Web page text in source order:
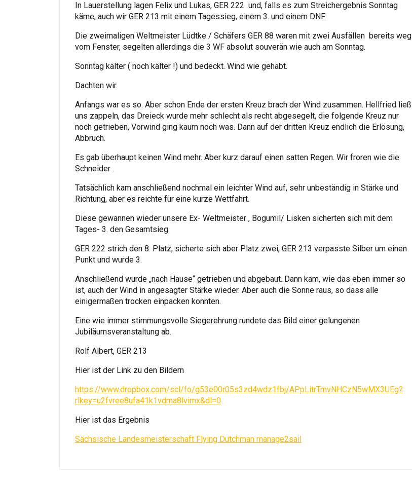
In Lauerstellung lagen Felix und Lukas, GER 222 und, falls es zum Streichergebnis Sonntag
käme, auch wir GER 213 mit einem Tagessieg, einem 3. und einem DNF.
Die zweimaligen Weltmeister Lüdtke / Schäfers GER 88 waren mit zwei Ausfällen bereits weg
vom Fenster, segelten allerdings die 3 WF absolut souverän wie auch am Sonntag.
Sonntag kälter ( noch kälter !) und bedeckt. Wind wie gehabt.
Dachten wir.
Anfangs war es so. Aber schon Ende der ersten Kreuz brach der Wind zusammen. Hellfried ließ
uns zappeln, das Dreieck wurde mehr schlecht als recht abgesegelt, die folgende Kreuz nur
noch getrieben, Vorwind ging kaum noch was. Dann auf der dritten Kreuz endlich die Erlösung,
Abbruch.
Es gab überhaupt keinen Wind mehr. Aber kurz darauf einen satten Regen. Wir froren wie die
Schneider .
Tatsächlich kam anschließend nochmal ein leichter Wind auf, sehr unbeständig in Stärke und
Richtung, aber es reichte für eine kurze Wettfahrt.
Diese gewannen wieder unsere Ex- Weltmeister , Bogumil/ Lisken sicherten sich mit dem
Tages- 3. den Gesamtsieg.
GER 222 strich den 8. Platz, sicherte sich aber Platz zwei, GER 213 verpasste Silber um einen
Punkt und wurde 3.
Anschließend wurde „nach Hause“ getrieben und abgebaut. Dann kam, wie das eben immer so
ist, auch der Wind in angesagter Stärke wieder. Aber auch die Sonne raus, so dass alle
einigermaßen trocken einpacken konnten.
Eine wie immer stimmungsvolle Siegerehrung rundete das Bild einer gelungenen
Jubiläumsveranstaltung ab.
Rolf Albert, GER 213
Hier ist der Link zu den Bildern
https://www.dropbox.com/scl/fo/g53e00r05s3zd4wdz1fbj/APpLitrTmvNHCzN5wMX3UEg?
rlkey=u2fvree8ufa41k1vdma8lvimx&dl=0
Hier ist das Ergebnis
Sächsische Landesmeisterschaft Flying Dutchman manage2sail